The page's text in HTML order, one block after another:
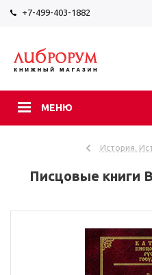
+7-499-403-1882
МЕНЮ
История.
Писцовые книги